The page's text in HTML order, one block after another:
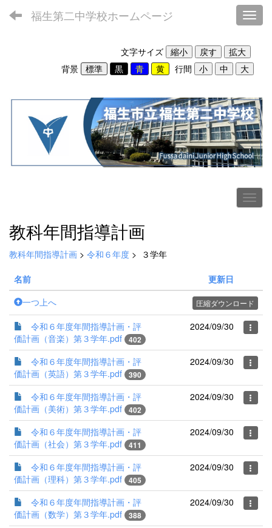
福生第二中学校ホームページ
文字サイズ
背景
行間
教科年間指導計画
教科年間指導計画 > 令和６年度 > ３学年
名前
更新日
一つ上へ
圧縮ダウンロード
令和６年度年間指導計画・評
価計画（音楽）第３学年.pdf
402
2024/09/30
令和６年度年間指導計画・評
価計画（英語）第３学年.pdf
390
2024/09/30
令和６年度年間指導計画・評
価計画（美術）第３学年.pdf
402
2024/09/30
令和６年度年間指導計画・評
価計画（社会）第３学年.pdf
411
2024/09/30
令和６年度年間指導計画・評
価計画（理科）第３学年.pdf
405
2024/09/30
令和６年度年間指導計画・評
価計画（数学）第３学年.pdf
388
2024/09/30